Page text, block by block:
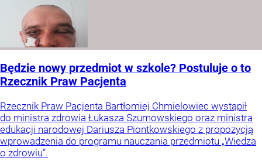
Będzie nowy przedmiot w szkole? Postuluje o to
Rzecznik Praw Pacjenta
Rzecznik Praw Pacjenta Bartłomiej Chmielowiec wystąpił
do ministra zdrowia Łukasza Szumowskiego oraz ministra
edukacji narodowej Dariusza Piontkowskiego z propozycją
wprowadzenia do programu nauczania przedmiotu „Wiedza
o zdrowiu”.